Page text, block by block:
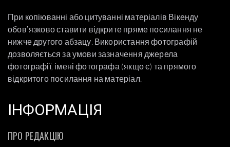
При копіюванні або цитуванні матеріалів Вікенду
обовʼязково ставити відкрите пряме посилання не
нижче другого абзацу. Використання фотографій
дозволяється за умови зазначення джерела
фотографії, імені фотографа (якщо є) та прямого
відкритого посилання на матеріал.
ІНФОРМАЦІЯ
ПРО РЕДАКЦІЮ